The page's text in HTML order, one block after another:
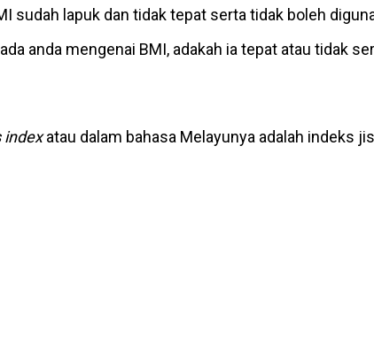
sudah lapuk dan tidak tepat serta tidak boleh
anda mengenai BMI, adakah ia tepat atau tidak
indexatau dalam bahasa Melayunya adalah indeks